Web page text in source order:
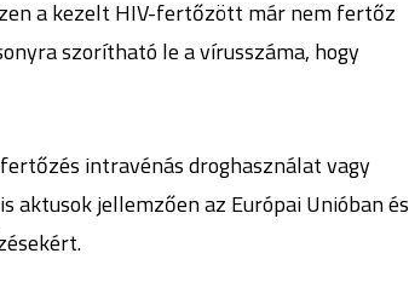
a kezelt HIV-fertőzött már nem fertőz
szorítható le a vírusszáma, hogy
intravénás droghasználat vagy
jellemzően az Európai Unióban és